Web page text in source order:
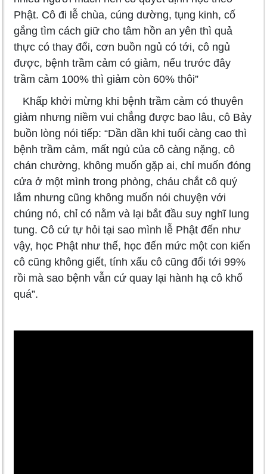
Phật. Cô đi lễ chùa, cúng dường, tụng kinh, cố
gắng tìm cách giữ cho tâm hồn an yên thì quả
thực có thay đổi, cơn buồn ngủ có tới, cô ngủ
được, bệnh trầm cảm có giảm, nếu trước đây
trầm cảm 100% thì giảm còn 60% thôi”
Khấp khởi mừng khi bệnh trầm cảm có thuyên
giảm nhưng niềm vui chẳng được bao lâu, cô Bảy
buồn lòng nói tiếp: “Dần dần khi tuổi càng cao thì
bệnh trầm cảm, mất ngủ của cô càng nặng, cô
chán chường, không muốn gặp ai, chỉ muốn đóng
cửa ở một mình trong phòng, cháu chắt cô quý
lắm nhưng cũng không muốn nói chuyện với
chúng nó, chỉ có nằm và lại bắt đầu suy nghĩ lung
tung. Cô cứ tự hỏi tại sao mình lễ Phật đến như
vậy, học Phật như thế, học đến mức một con kiến
cô cũng không giết, tính xấu cô cũng đổi tới 99%
rồi mà sao bệnh vẫn cứ quay lại hành hạ cô khổ
quá”.